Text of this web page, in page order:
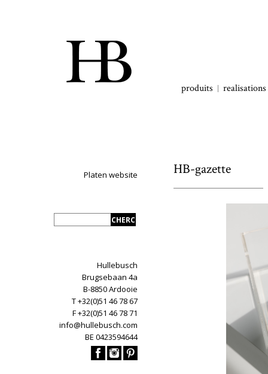
produits realisations
Platen website
Hullebusch
Brugsebaan 4a
B-8850 Ardooie
T +32(0)51 46 78 67
F +32(0)51 46 78 71
info@hullebusch.com
BE 0423594644
HB-gazette